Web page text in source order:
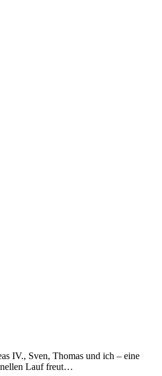
IV., Sven, Thomas und ich – eine
Lauf freut…